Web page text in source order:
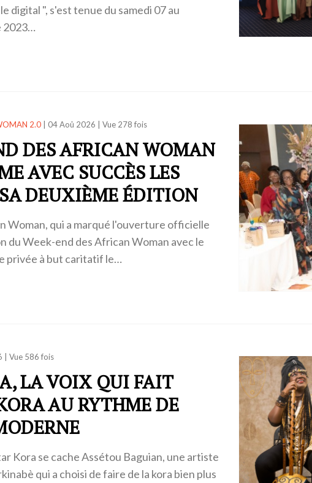
digital ", s'est tenue du samedi 07 au
2023…
2.0| 04 Aoû 2026 Vue 278 fois
DES AFRICAN WOMAN
AVEC SUCCÈS LES
DEUXIÈME ÉDITION
Woman, qui a marqué l'ouverture officielle
du Week-end des African Woman avec le
privée à but caritatif le…
Vue 586 fois
LA VOIX QUI FAIT
AU RYTHME DE
Kora se cache Assétou Baguian, une artiste
qui a choisi de faire de la kora bien plus